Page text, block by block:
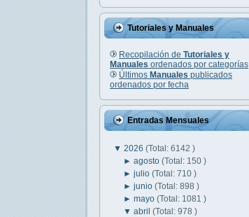
Tutoriales y Manuales
Recopilación de Tutoriales y
Manuales ordenados por categorías
Últimos Manuales publicados
ordenados por fecha
Entradas Mensuales
▼ 2026 (Total: 6142 )
►agosto(Total: 150 )
►julio(Total: 710 )
►junio(Total: 898 )
►mayo(Total: 1081 )
▼abril(Total: 978 )